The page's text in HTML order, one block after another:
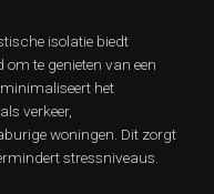
isolatie biedt
te genieten van een
het
verkeer,
woningen. Dit zorgt
stressniveaus.